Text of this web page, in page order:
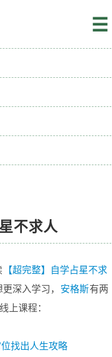
☰
不求人
【超完整】自学占星不求
深入学习， 安格斯有两
上课程：
找出人生攻略